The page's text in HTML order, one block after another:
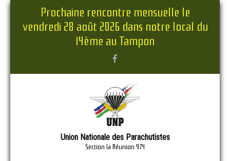
Prochaine rencontre mensuelle le
vendredi 28 août 2026 dans notre local du
14ème au Tampon
Union Nationale des Parachutistes
Section la Réunion 974